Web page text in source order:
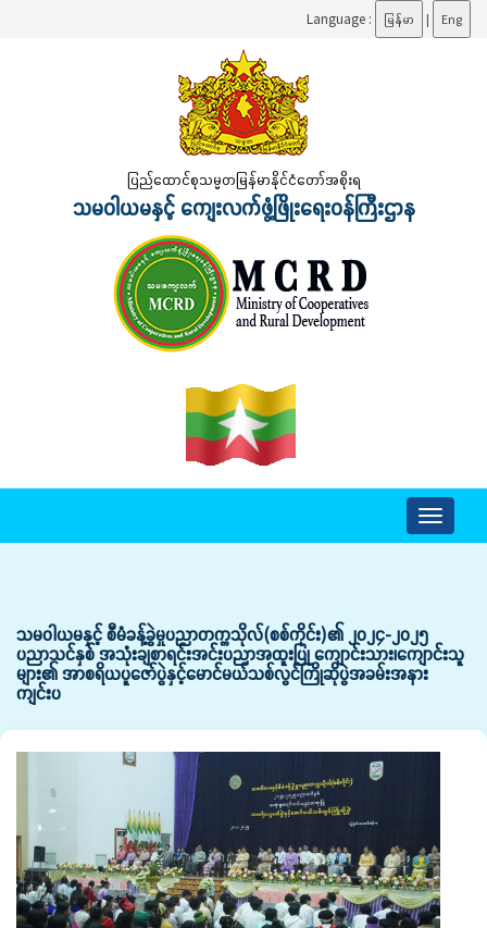
Language : မြန်မာ | Eng
ပြည်ထောင်စုသမ္မတမြန်မာနိုင်ငံတော်အစိုးရ
သမဝါယမနှင့် ကျေးလက်ဖွံ့ဖြိုးရေးဝန်ကြီးဌာန
Toggle
သမဝါယမနှင့် စီမံခန့်ခွဲမှုပညာတက္ကသိုလ်(စစ်ကိုင်း)၏ ၂၀၂၄-၂၀၂၅
ပညာသင်နှစ် အသုံးချစာရင်းအင်းပညာအထူးပြု ကျောင်းသား၊ကျောင်းသူ
များ၏ အာစရိယပူဇော်ပွဲနှင့်မောင်မယ်သစ်လွင်ကြိုဆိုပွဲအခမ်းအနား
ကျင်းပ